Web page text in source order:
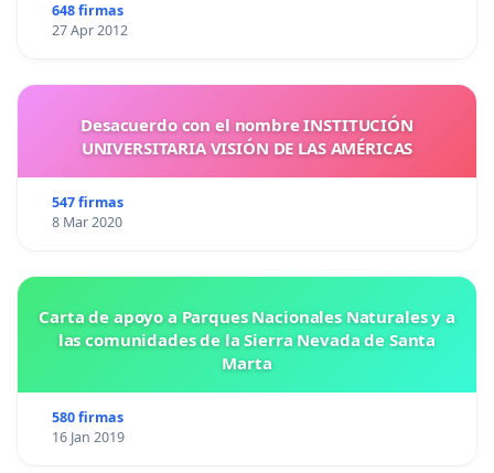
648 firmas
27 Apr 2012
Desacuerdo con el nombre INSTITUCIÓN
UNIVERSITARIA VISIÓN DE LAS AMÉRICAS
547 firmas
8 Mar 2020
Carta de apoyo a Parques Nacionales Naturales y a
las comunidades de la Sierra Nevada de Santa
Marta
580 firmas
16 Jan 2019